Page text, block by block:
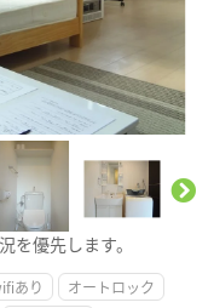
優先します。
あり
オートロック